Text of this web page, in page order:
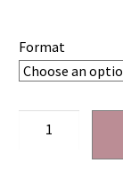
Format